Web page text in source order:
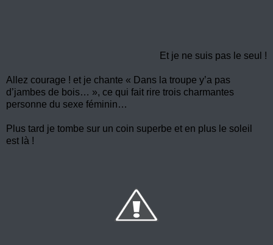
Et je ne suis pas le seul !
Allez courage ! et je chante « Dans la troupe y’a pas
d’jambes de bois… », ce qui fait rire trois charmantes
personne du sexe féminin…
Plus tard je tombe sur un coin superbe et en plus le soleil
est là !